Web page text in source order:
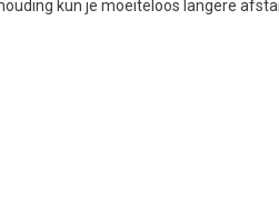
kun je moeiteloos langere